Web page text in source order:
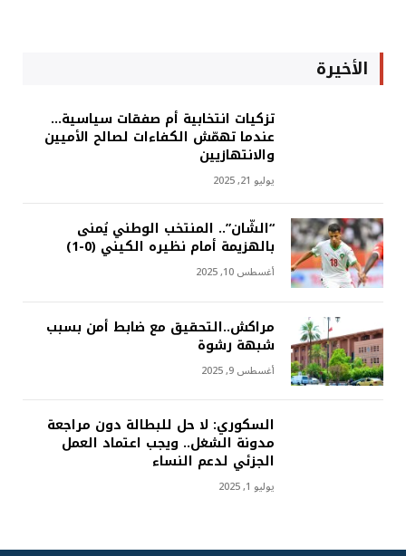
الأخيرة
تزكيات انتخابية أم صفقات سياسية…
عندما تهمّش الكفاءات لصالح الأميين
والانتهازيين
يوليو 21, 2025
“الشّان”.. المنتخب الوطني يُمنى
بالهزيمة أمام نظيره الكيني (0-1)
أغسطس 10, 2025
مراكش..التحقيق مع ضابط أمن بسبب
شبهة رشوة
أغسطس 9, 2025
السكوري: لا حل للبطالة دون مراجعة
مدونة الشغل.. ويجب اعتماد العمل
الجزئي لدعم النساء
يوليو 1, 2025